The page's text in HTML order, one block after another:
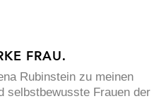
FRAU.
Rubinstein zu meinen
selbstbewusste Frauen der